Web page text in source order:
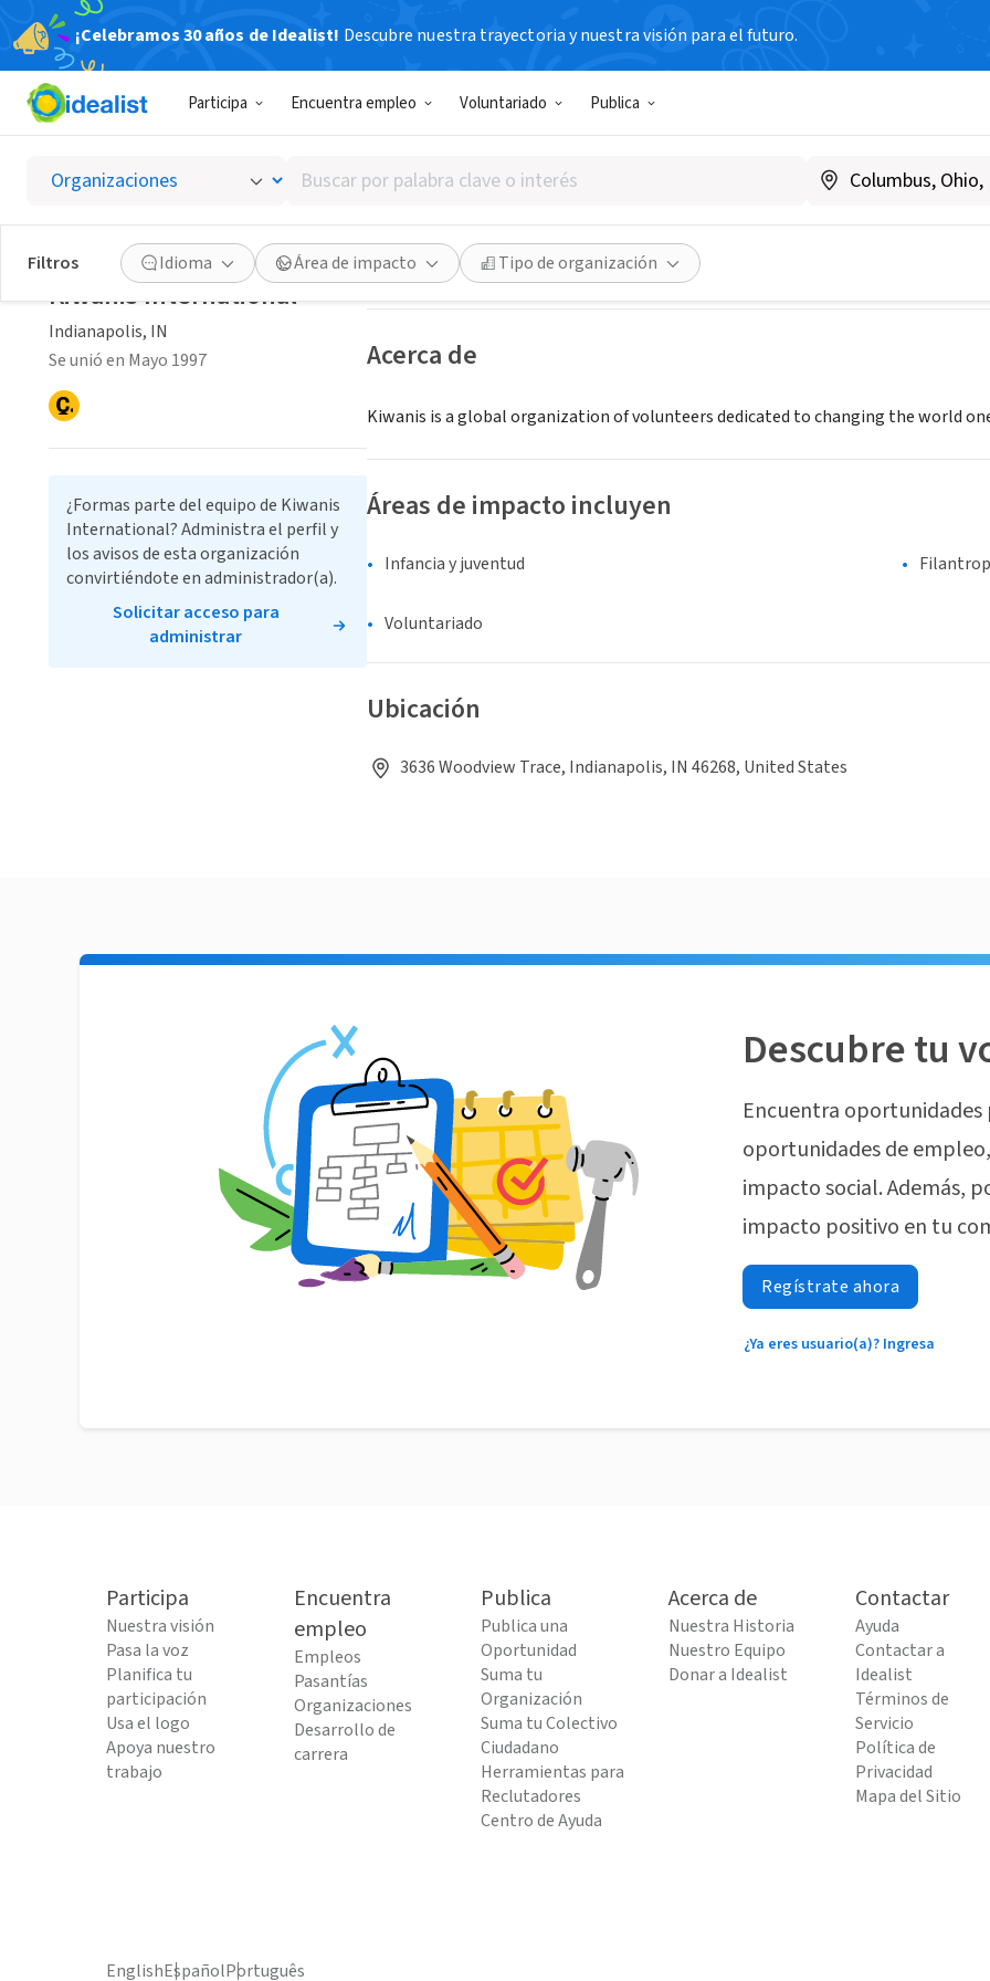
¡Celebramos 30 años de Idealist! Descubre nuestra trayectoria y nuestra visión para el futuro.
Participa Encuentra empleo Voluntariado Publica
Buscar
por
palabra
clave
o
interés
Filtros Idioma Área de impacto Tipo de organización
Kiwanis International
Indianapolis, IN|www.kiwanis.org
Guardar Compartir
Acerca de
Kiwanis is a global organization of volunteers dedicated to changing the world
Áreas de impacto incluyen
Infancia y juventud
Voluntariado
Ubicación
3636 Woodview Trace, Indianapolis, IN 46268, United States
Kiwanis International
Indianapolis, IN
Se unió en Mayo 1997
¿Formas parte del equipo de Kiwanis
International? Administra el perfil y
los avisos de esta organización
convirtiéndote en administrador(a).
Solicitar acceso para
administrar
Descubre tu
Encuentra
oportunidades de
impacto social. Además,
impacto positivo en tu
Regístrate ahora
¿Ya eres usuario(a)? Ingresa
Participa
Nuestra visión
Pasa la voz
Planifica tu
participación
Usa el logo
Apoya nuestro
trabajo
Encuentra
empleo
Empleos
Pasantías
Organizaciones
Desarrollo de
carrera
Publica
Publica una
Oportunidad
Suma tu
Organización
Suma tu Colectivo
Ciudadano
Herramientas para
Reclutadores
Centro de Ayuda
Acerca de
Nuestra Historia
Nuestro Equipo
Donar a Idealist
Contactar
Ayuda
Contactar a
Idealist
Términos de
Servicio
Política de
Privacidad
Mapa del Sitio
EnglishEspañolPortuguês